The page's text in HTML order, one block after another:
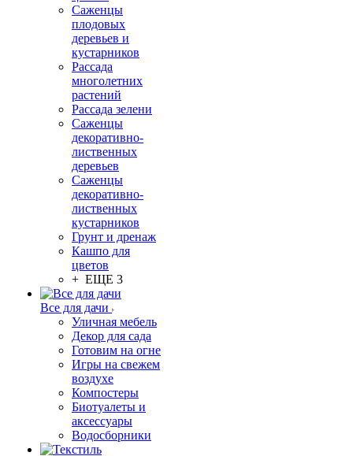
Саженцы
плодовых
деревьев и
кустарников
Рассада
многолетних
растений
Рассада зелени
Саженцы
декоративно-
лиственных
деревьев
Саженцы
декоративно-
лиственных
кустарников
Грунт и дренаж
Кашпо для
цветов
+ ЕЩЕ 3
Все для дачи
Уличная мебель
Декор для сада
Готовим на огне
Игры на свежем
воздухе
Компостеры
Биотуалеты и
аксессуары
Водосборники